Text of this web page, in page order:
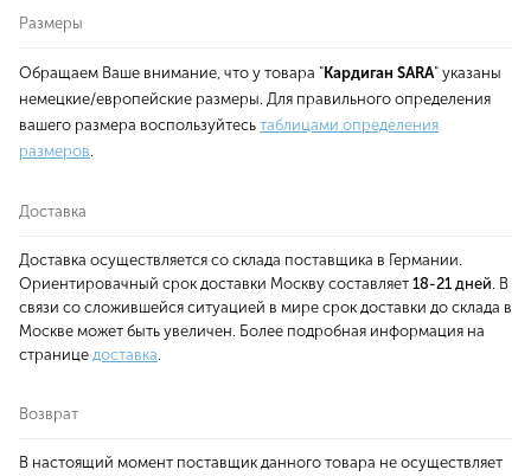
Размеры
Обращаем Ваше внимание, что у товара "Кардиган SARA" указаны
немецкие/европейские размеры. Для правильного определения
вашего размера воспользуйтесь таблицами определения
размеров.
Доставка
Доставка осуществляется со склада поставщика в Германии.
Ориентировачный срок доставки Москву составляет 18-21 дней. В
связи со сложившейся ситуацией в мире срок доставки до склада в
Москве может быть увеличен. Более подробная информация на
странице доставка.
Возврат
В настоящий момент поставщик данного товара не осуществляет